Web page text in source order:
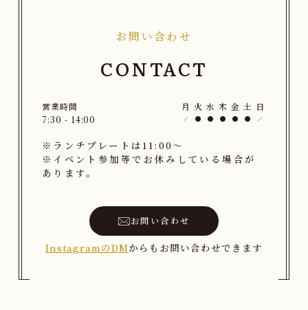
お問い合わせ
CONTACT
営業時間 月 火 水 木 金 土 日
7:30 - 14:00
※ランチプレートは11:00〜
※イベント参加等でお休みしている場合が
あります。
お問い合わせ
InstagramのDMからもお問い合わせできます